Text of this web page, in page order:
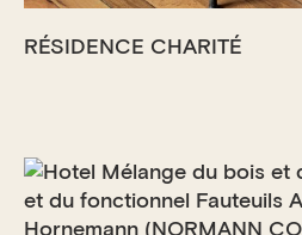
RÉSIDENCE CHARITÉ